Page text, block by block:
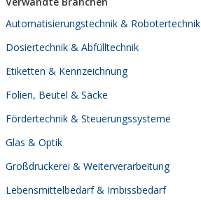
Automatisierungstechnik & Robotertechnik
Dosiertechnik & Abfülltechnik
Etiketten & Kennzeichnung
Folien, Beutel & Säcke
Fördertechnik & Steuerungssysteme
Glas & Optik
Großdruckerei & Weiterverarbeitung
Lebensmittelbedarf & Imbissbedarf